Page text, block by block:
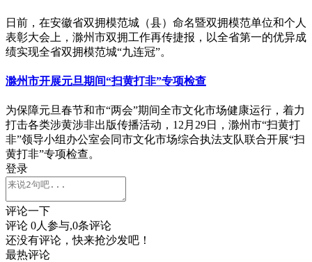
日前，在安徽省双拥模范城（县）命名暨双拥模范单位和个人
表彰大会上，滁州市双拥工作再传捷报，以全省第一的优异成
绩实现全省双拥模范城“九连冠”。
滁州市开展元旦期间“扫黄打非”专项检查
为保障元旦春节和市“两会”期间全市文化市场健康运行，着力
打击各类涉黄涉非出版传播活动，12月29日，滁州市“扫黄打
非”领导小组办公室会同市文化市场综合执法支队联合开展“扫
黄打非”专项检查。
登录
评论一下
评论 0人参与,0条评论
还没有评论，快来抢沙发吧！
最热评论